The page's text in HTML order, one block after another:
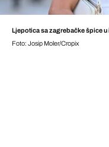
Ljepotica sa zagrebačke špice
Foto: Josip Moler/Cropix